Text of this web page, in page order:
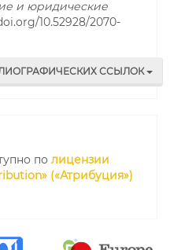
и юридические
10.52928/2070-
ССЫЛОК
по лицензии
(«Атрибуция»)